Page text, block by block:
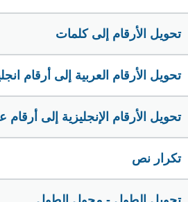
تحويل الأرقام إلى كلمات
تحويل الأرقام العربية إلى أرقام
تحويل الأرقام الإنجليزية إلى أرقام
تكرار نص